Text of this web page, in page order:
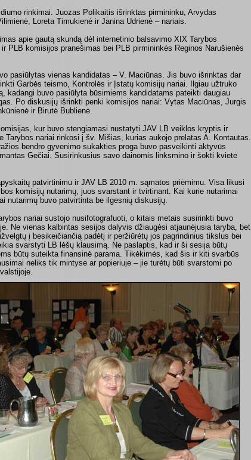
rinkimai. Juozas Polikaitis išrinktas pirmininku, Arvydas
Loreta Timukienė ir Janina Udrienė – nariais.
apie gautą skundą dėl internetinio balsavimo XIX Tarybos
PLB komisijos pranešimas bei PLB pirmininkės Reginos Narušienės
pasiūlytas vienas kandidatas – V. Maciūnas. Jis buvo išrinktas dar
Garbės teismo, Kontrolės ir Įstatų komisijų nariai. Ilgiau užtruko
kadangi buvo pasiūlyta būsimiems kandidatams pateikti daugiau
Po diskusijų išrinkti penki komisijos nariai: Vytas Maciūnas, Jurgis
ir Birutė Bublienė.
kur buvo stengiamasi nustatyti JAV LB veiklos kryptis ir
Tarybos nariai rinkosi į šv. Mišias, kurias aukojo prelatas A. Kontautas.
bendro gyvenimo sukakties proga buvo pasveikinti aktyvūs
Gečiai. Susirinkusius savo dainomis linksmino ir šokti kvietė
patvirtinimu ir JAV LB 2010 m. sąmatos priėmimu. Visa likusi
komisijų nutarimų, juos svarstant ir tvirtinant. Kai kurie nutarimai
nutarimų buvo patvirtinta be ilgesnių diskusijų.
nariai sustojo nusifotografuoti, o kitais metais susirinkti buvo
Ne vienas kalbintas sesijos dalyvis džiaugėsi atjaunėjusia taryba, bet
į besikeičiančią padėtį ir peržiūrėtų jos pagrindinius tikslus bei
svarstyti LB lėšų klausimą. Ne paslaptis, kad ir ši sesija būtų
būtų suteikta finansinė parama. Tikėkimės, kad šis ir kiti svarbūs
neliks tik mintyse ar popieriuje – jie turėtų būti svarstomi po